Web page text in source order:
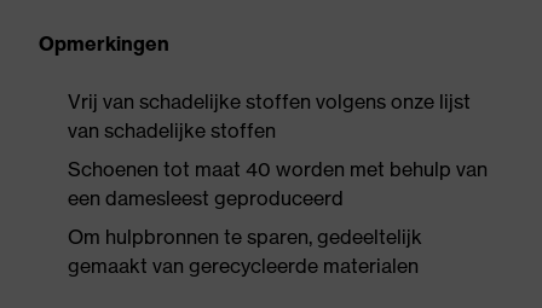
Opmerkingen
Vrij van schadelijke stoffen volgens onze lijst
van schadelijke stoffen
Schoenen tot maat 40 worden met behulp van
een damesleest geproduceerd
Om hulpbronnen te sparen, gedeeltelijk
gemaakt van gerecycleerde materialen